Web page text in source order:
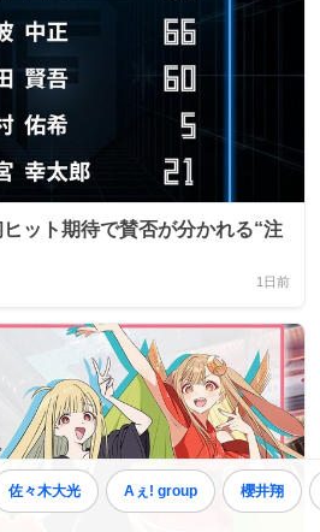
佐々木大光 Aぇ! group 櫻井翔
ット期待で賛否が分かれる“注
1日前